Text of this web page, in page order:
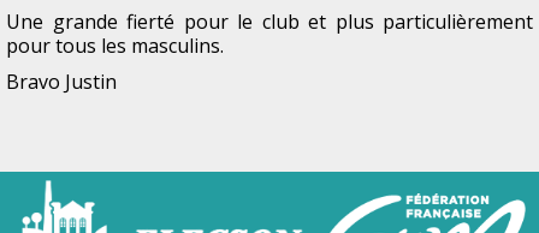
Une grande fierté pour le club et plus particulièrement
pour tous les masculins.
Bravo Justin